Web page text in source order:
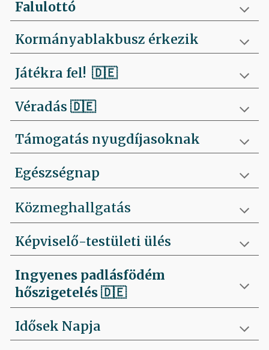
Falulottó
Kormányablakbusz érkezik
Játékra fel!🇩🇪
Véradás🇩🇪
Támogatás nyugdíjasoknak
Egészségnap
Közmeghallgatás
Képviselő-testületi ülés
Ingyenes padlásfödém
hőszigetelés🇩🇪
Idősek Napja